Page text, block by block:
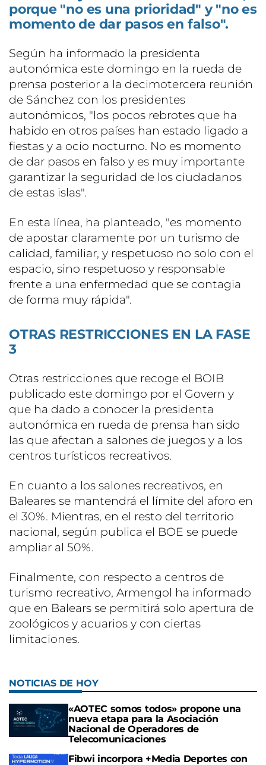
porque "no es una prioridad" y "no es
momento de dar pasos en falso".
Según ha informado la presidenta
autonómica este domingo en la rueda de
prensa posterior a la decimotercera reunión
de Sánchez con los presidentes
autonómicos, "los pocos rebrotes que ha
habido en otros países han estado ligado a
fiestas y a ocio nocturno. No es momento
de dar pasos en falso y es muy importante
garantizar la seguridad de los ciudadanos
de estas islas".
En esta línea, ha planteado, "es momento
de apostar claramente por un turismo de
calidad, familiar, y respetuoso no solo con el
espacio, sino respetuoso y responsable
frente a una enfermedad que se contagia
de forma muy rápida".
OTRAS RESTRICCIONES EN LA FASE
3
Otras restricciones que recoge el BOIB
publicado este domingo por el Govern y
que ha dado a conocer la presidenta
autonómica en rueda de prensa han sido
las que afectan a salones de juegos y a los
centros turísticos recreativos.
En cuanto a los salones recreativos, en
Baleares se mantendrá el límite del aforo en
el 30%. Mientras, en el resto del territorio
nacional, según publica el BOE se puede
ampliar al 50%.
Finalmente, con respecto a centros de
turismo recreativo, Armengol ha informado
que en Balears se permitirá solo apertura de
zoológicos y acuarios y con ciertas
limitaciones.
NOTICIAS DE HOY
«AOTEC somos todos» propone una
nueva etapa para la Asociación
Nacional de Operadores de
Telecomunicaciones
Fibwi incorpora +Media Deportes con